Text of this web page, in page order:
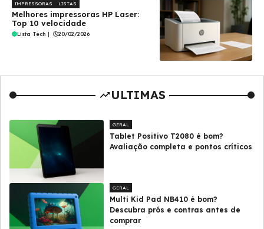
IMPRESSORAS LISTAS
Melhores impressoras HP Laser:
Top 10 velocidade
Lista Tech | 20/02/2026
ULTIMAS
GERAL
Tablet Positivo T2080 é bom?
Avaliação completa e pontos críticos
GERAL
Multi Kid Pad NB410 é bom?
Descubra prós e contras antes de
comprar